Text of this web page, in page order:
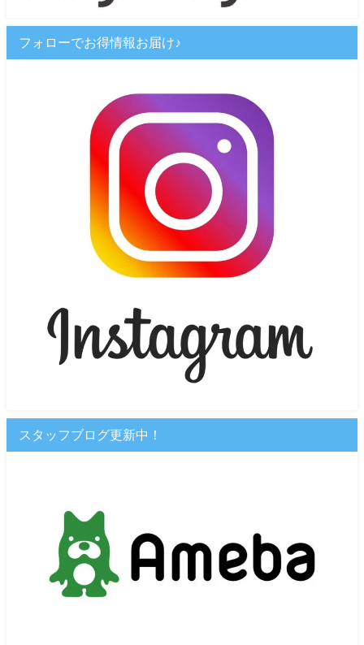
フォローでお得情報お届け♪
スタッフブログ更新中！